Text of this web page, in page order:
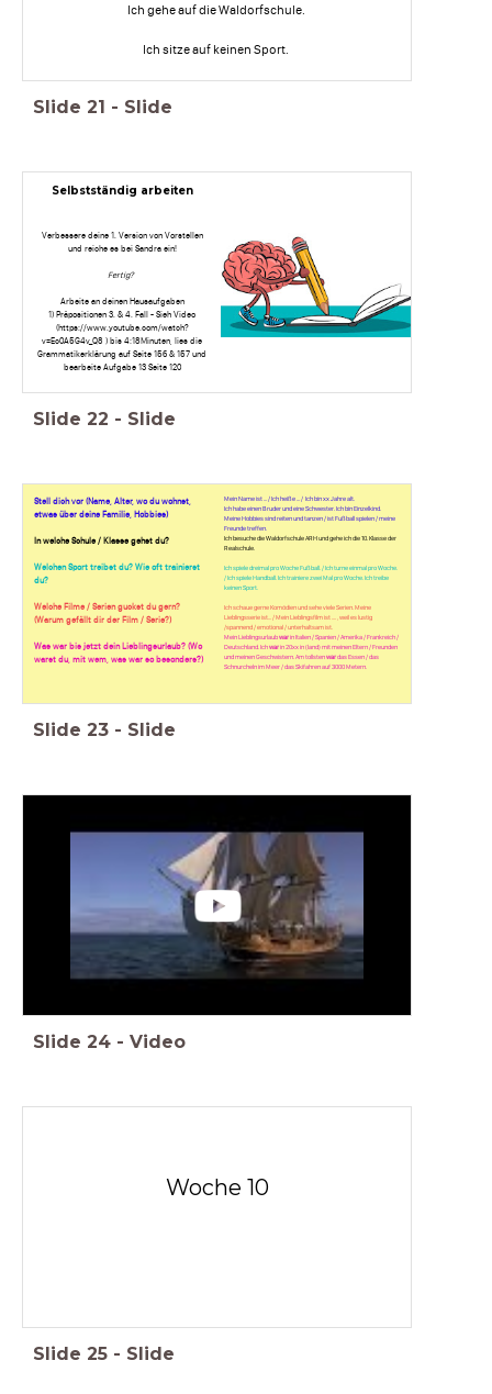
Ich gehe auf die Waldorfschule.
Ich sitze auf keinen Sport.
Slide 21 - Slide
Selbstständig arbeiten
Verbessere deine 1. Version von Vorstellen
und reiche es bei Sandra ein!
Fertig?
Arbeite an deinen Hausaufgaben
1) Präpositionen 3. & 4. Fall - Sieh Video
(https://www.youtube.com/watch?
v=Ec0A5G4v_Q8 ) bis 4:18Minuten, lies die
Grammatikerklärung auf Seite 156 & 157 und
bearbeite Aufgabe 13 Seite 120
Slide 22 - Slide
Stell dich vor (Name, Alter, wo du wohnst,
etwas über deine Familie, Hobbies)
In welche Schule / Klasse gehst du?
Welchen Sport treibst du? Wie oft trainierst
du?
Welche Filme / Serien guckst du gern?
(Warum gefällt dir der Film / Serie?)
Was war bis jetzt dein Lieblingsurlaub? (Wo
warst du, mit wem, was war so besonders?)
Mein Name ist ... / Ich heiße ... /Ich bin xx Jahre alt.
Ich habe einen Bruder und eine Schwester. Ich bin Einzelkind.
Meine Hobbies sind reiten und tanzen / ist Fußball spielen / meine
Freunde treffen.
Ich besuche die Waldorfschule ARH und gehe ich die 10. Klasse der
Realschule.
Ich spiele dreimal pro Woche Fußball. / Ich turne einmal pro Woche.
/ Ich spiele Handball. Ich trainiere zwei Mal pro Woche.Ich treibe
keinen Sport.
Ich schaue gerne Komödien und sehe viele Serien. Meine
Lieblingsserie ist... / Mein Lieblingsfilm ist .... , weil es lustig
/spannend / emotional / unterhaltsam ist.
Mein Lieblingsurlaubwarin Italien / Spanien / Amerika / Frankreich /
Deutschland. Ichwarin 20xx in (land) mit meinen Eltern / Freunden
und meinen Geschwistern. Am tollstenwardas Essen / das
Schnurcheln im Meer / das Skifahren auf 3000 Metern.
Slide 23 - Slide
Slide 24 - Video
Woche 10
Slide 25 - Slide